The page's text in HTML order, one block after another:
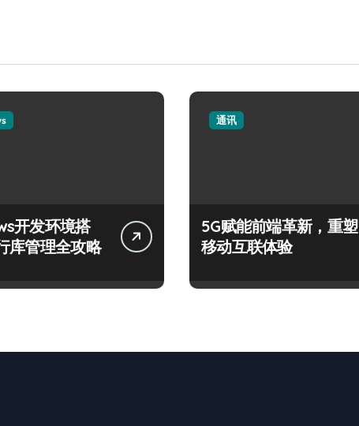
开发环境搭
库管理全攻略
通讯
5G赋能前端革新，重塑
移动互联体验